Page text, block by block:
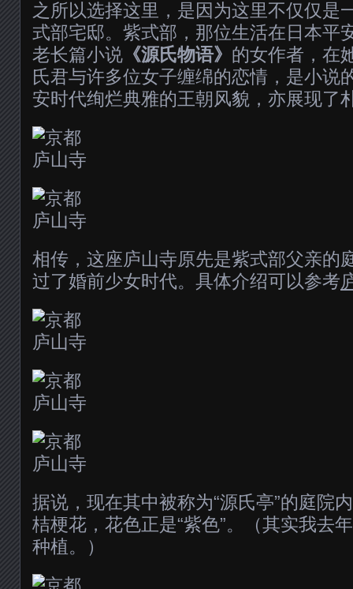
之所以选择这里，是因为这里不仅仅是
式部宅邸。紫式部，那位生活在日本平
老长篇小说 《源氏物语》 的女作者，在
氏君与许多位女子缠绵的恋情，是小说
安时代绚烂典雅的王朝风貌，亦展现了
相传，这座庐山寺原先是紫式部父亲的
过了婚前少女时代。具体介绍可以参考
据说，现在其中被称为“源氏亭”的庭院
桔梗花，花色正是“紫色”。（其实我去
种植。）